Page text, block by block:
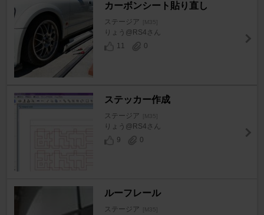
カーボンシート貼り直し
ステージア [M35]
りょう@RS4さん
11
0
ステッカー作成
ステージア [M35]
りょう@RS4さん
9
0
ルーフレール
ステージア [M35]